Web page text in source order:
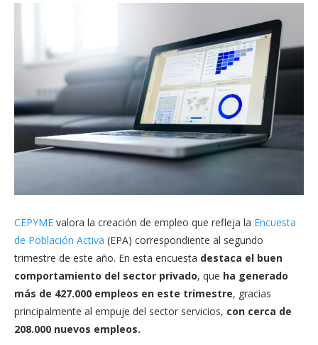
CEPYME valora la creación de empleo que refleja la Encuesta
de Población Activa (EPA) correspondiente al segundo
trimestre de este año. En esta encuesta destaca el buen
comportamiento del sector privado, que ha generado
más de 427.000 empleos en este trimestre, gracias
principalmente al empuje del sector servicios, con cerca de
208.000 nuevos empleos.